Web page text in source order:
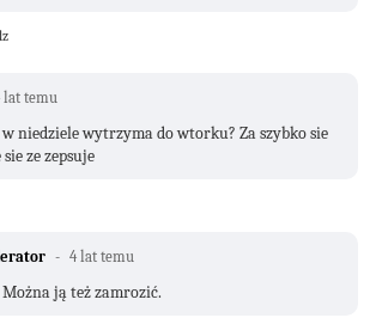
lat temu
niedziele wytrzyma do wtorku? Za szybko sie
ze zepsuje
4 lat temu
ją też zamrozić.